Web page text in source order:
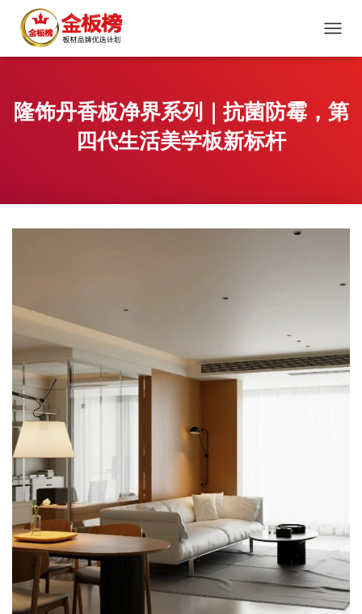
换
隆饰丹香板净界系列｜抗菌防霉，第
四代生活美学板新标杆